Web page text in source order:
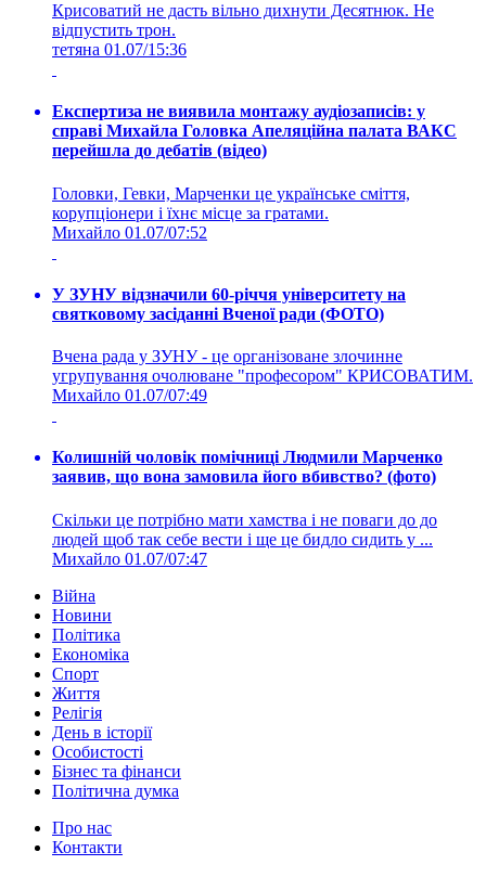
Крисоватий не дасть вільно дихнути Десятнюк. Не
відпустить трон.
тетяна 01.07/15:36
Експертиза не виявила монтажу аудіозаписів: у
справі Михайла Головка Апеляційна палата ВАКС
перейшла до дебатів (відео)
Головки, Гевки, Марченки це українське сміття,
корупціонери і їхнє місце за гратами.
Михайло 01.07/07:52
У ЗУНУ відзначили 60-річчя університету на
святковому засіданні Вченої ради (ФОТО)
Вчена рада у ЗУНУ - це організоване злочинне
угрупування очолюване "професором" КРИСОВАТИМ.
Михайло 01.07/07:49
Колишній чоловік помічниці Людмили Марченко
заявив, що вона замовила його вбивство? (фото)
Скільки це потрібно мати хамства і не поваги до до
людей щоб так себе вести і ще це бидло сидить у ...
Михайло 01.07/07:47
Війна
Новини
Політика
Економіка
Спорт
Життя
Релігія
День в історії
Особистості
Бізнес та фінанси
Політична думка
Про нас
Контакти